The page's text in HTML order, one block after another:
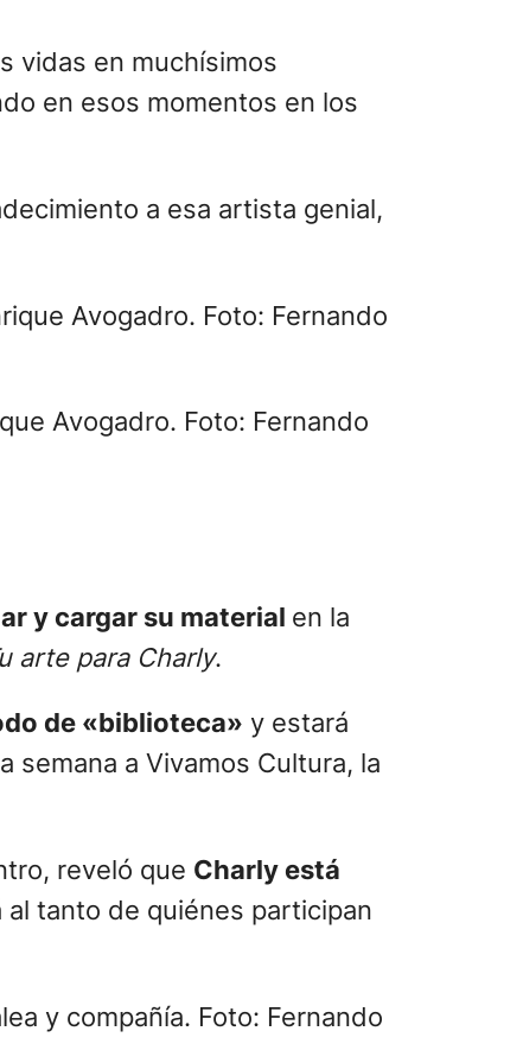
vidas en muchísimos
en esos momentos en los
a esa artista genial,
Avogadro. Foto: Fernando
y cargar su material en la
arte para Charly.
de «biblioteca» y estará
semana a Vivamos Cultura, la
reveló que Charly está
tanto de quiénes participan